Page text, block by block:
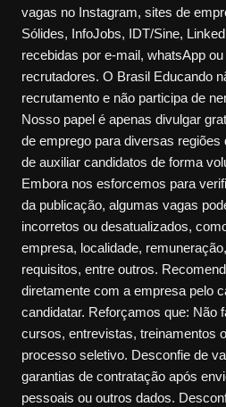
vagas no Instagram, sites de
Sólides, InfoJobs, IDT/Sine,
recebidas por e-mail, whatsApp
recrutadores. O Brasil Educando
recrutamento e não participa de
Nosso papel é apenas divulgar
de emprego para diversas
de auxiliar candidatos de forma
Embora nos esforcemos para
da publicação, algumas vagas
incorretos ou desatualizados,
empresa, localidade,
requisitos, entre outros.
diretamente com a empresa pelo
candidatar. Reforçamos que: Não
cursos, entrevistas, treinamentos
processo seletivo. Desconfie de
garantias de contratação após
pessoais ou outros dados.